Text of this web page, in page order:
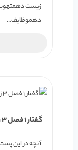
زیست
دهموظایف…
گفتار 1 فصل 3 زیست دهم [آموزش و تدریس ویدیویی]